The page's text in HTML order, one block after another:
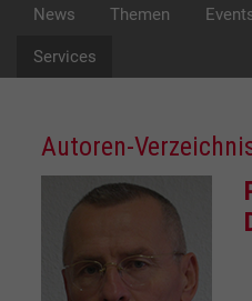
News Themen
Services
Autoren-